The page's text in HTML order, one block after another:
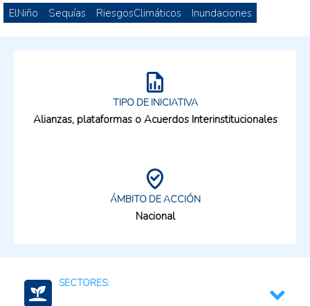
ElNiño Sequías RiesgosClimáticos Inundaciones
TIPO DE INICIATIVA
Alianzas, plataformas o Acuerdos Interinstitucionales
ÁMBITO DE ACCIÓN
Nacional
SECTORES: